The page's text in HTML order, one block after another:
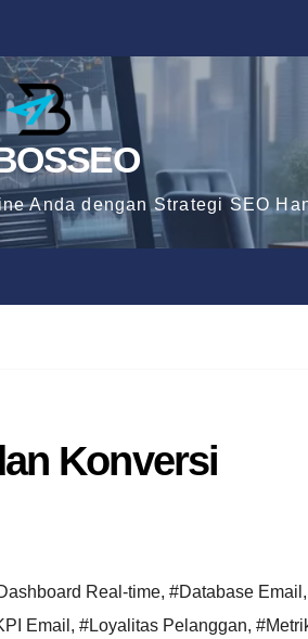
Anda dengan Strategi SEO
Konversi
Real-time, #Database Email ,
Email , #Loyalitas Pelanggan,